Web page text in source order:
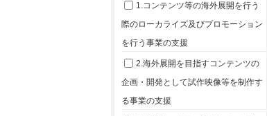
1.コンテンツ等の海外展開を行う
際のローカライズ及びプロモーション
を行う事業の支援
2.海外展開を目指すコンテンツの
企画・開発として試作映像等を制作す
る事業の支援